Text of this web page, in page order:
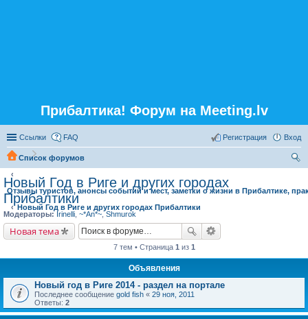
Прибалтика! Форум на Meeting.lv
Ссылки FAQ Вход
Регистрация
Список форумов
Отзывы туристов, анонсы событий и мест, заметки о жизни в Прибалтике,
Новый Год в Риге и других городах Прибалтики
ск
Новый Год в Риге и других городах
Прибалтики
Модераторы: Irinelli ~*An*~ Shmurok
Новая тема
7 тем • Страница 1 из 1
Объявления
Новый год в Риге 2014 - раздел на портале
Последнее сообщение gold fish « 29 ноя, 2011
Ответы: 2